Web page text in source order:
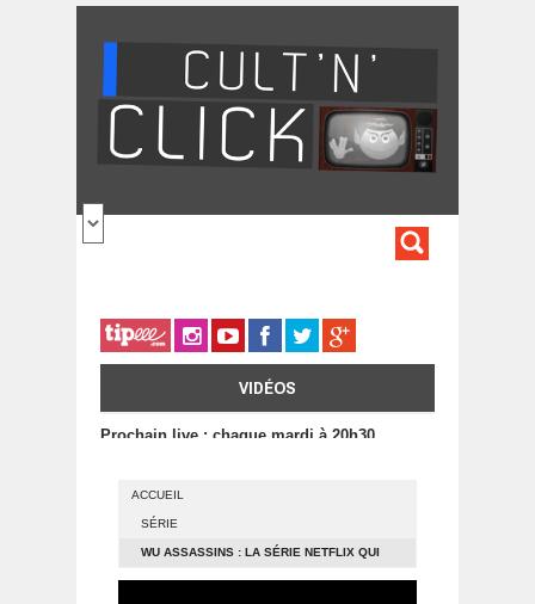
VIDÉOS
Prochain live : chaque mardi à 20h30
ACCUEIL
SÉRIE
WU ASSASSINS : LA SÉRIE NETFLIX QUI
MET DES CLAQUES